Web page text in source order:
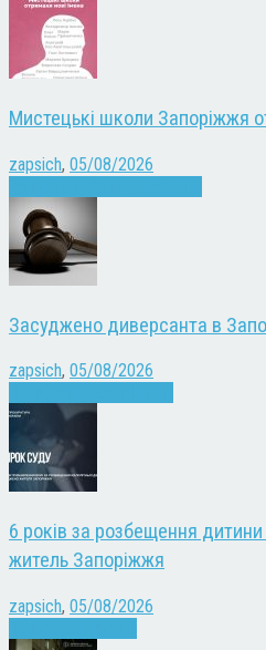
Мистецькі школи Запоріжжя
zapsich, 05/08/2026
Засуджено диверсанта в
zapsich, 05/08/2026
6 років за розбещення
житель Запоріжжя
zapsich, 05/08/2026